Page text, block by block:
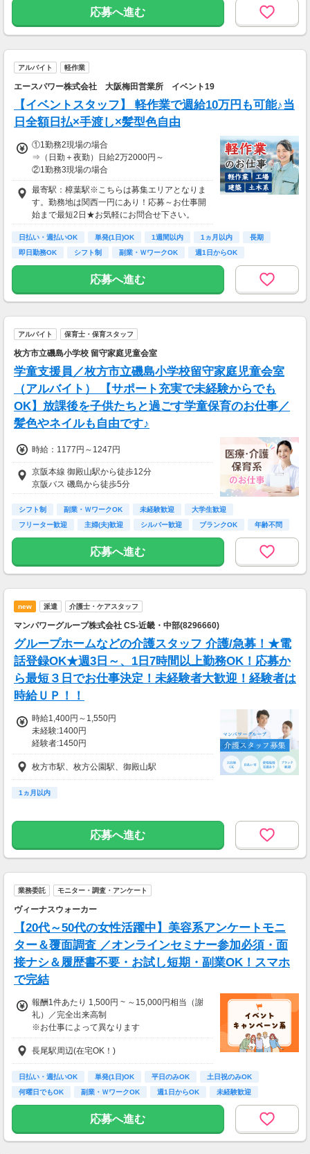
応募へ進む
アルバイト 軽作業
エースパワー株式会社 大阪梅田営業所 イベント19
【イベントスタッフ】 軽作業で週給10万円も可能♪当
日全額日払×手渡し×髪型色自由
①1勤務2現場の場合
⇒（日勤＋夜勤）日給2万2000円～
②1勤務3現場の場合
⇒（日勤＋夜勤＋日勤）日給3万5000円～
（3現場・夜勤手当8時間13,000円含む）
③1勤務1現場～（※不定期・会社判断による）
⇒時給1714円～（実働4～7h）日により変動
①②初回はお仕事に慣れて貰うため1勤務1現場
制～勤務が可能（研修※日給1万円～）
③スタッフ欠員などヘルプの場合のみ
≫≫給与お支払い
＊日・週払いの場合⇒即日全額手渡しOK
＊月払いの場合⇒手渡しor銀行振込
最寄駅：樟葉駅※こちらは募集エリアとなりま
す。勤務地は関西一円にあり！応募～お仕事開
始まで最短2日★お気軽にお問合せ下さい。
日払い・週払いOK 単発(1日)OK 1週間以内 1ヵ月以内
長期
即日勤務OK
シフト制 副業・ＷワークOK 週1日からOK
応募へ進む
アルバイト 保育士・保育スタッフ
枚方市立磯島小学校 留守家庭児童会室
学童支援員／枚方市立磯島小学校留守家庭児童会室
（アルバイト） 【サポート充実で未経験からでも
OK】放課後を子供たちと過ごす学童保育のお仕事／
髪色やネイルも自由です♪
時給：1177円～1247円
京阪本線 御殿山駅から徒歩12分
京阪バス 磯島から徒歩5分
シフト制 副業・ＷワークOK 未経験歓迎
大学生歓迎
フリーター歓迎
主婦(夫)歓迎 シルバー歓迎 ブランクOK 年齢不問
応募へ進む
new 派遣 介護士・ケアスタッフ
マンパワーグループ株式会社 CS-近畿・中部(8296660)
グループホームなどの介護スタッフ 介護/急募！★電
話登録OK★週3日～、1日7時間以上勤務OK！応募か
ら最短３日でお仕事決定！未経験者大歓迎！経験者は
時給ＵＰ！！
時給1,400円～1,550円
未経験:1400円
経験者:1450円
介護福祉士:1550円
枚方市駅、枚方公園駅、御殿山駅
1ヵ月以内
応募へ進む
業務委託 モニター・調査・アンケート
ヴィーナスウォーカー
【20代～50代の女性活躍中】美容系アンケートモニ
ター＆覆面調査 ／オンラインセミナー参加必須・面
接ナシ＆履歴書不要・お試し短期・副業OK！スマホ
で完結
報酬1件あたり 1,500円 ~ ～15,000円相当（謝
礼）／完全出来高制
※お仕事によって異なります
※アンケート回答後、内容確認・承認を経て謝
礼をお支払いします
【お仕事の一例】
◆ 美容サプリのお試しモニター
キレイになりながらポイントがもらえる、人気
のモニターです！
長尾駅周辺(在宅OK！)
日払い・週払いOK 単発(1日)OK 平日のみOK
土日祝のみOK
何曜日でもOK
副業・ＷワークOK 週1日からOK
未経験歓迎
大学生歓迎
応募へ進む